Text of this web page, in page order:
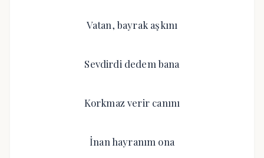
Vatan, bayrak aşkını
Sevdirdi dedem bana
Korkmaz verir canını
İnan hayranım ona